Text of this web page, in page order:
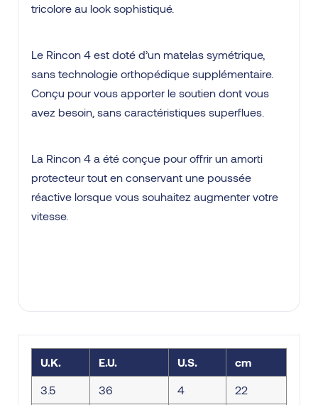
tricolore au look sophistiqué.
Le Rincon 4 est doté d’un matelas symétrique,
sans technologie orthopédique supplémentaire.
Conçu pour vous apporter le soutien dont vous
avez besoin, sans caractéristiques superflues.
La Rincon 4 a été conçue pour offrir un amorti
protecteur tout en conservant une poussée
réactive lorsque vous souhaitez augmenter votre
vitesse.
U.K. E.U. U.S. cm
3.5 36 4 22